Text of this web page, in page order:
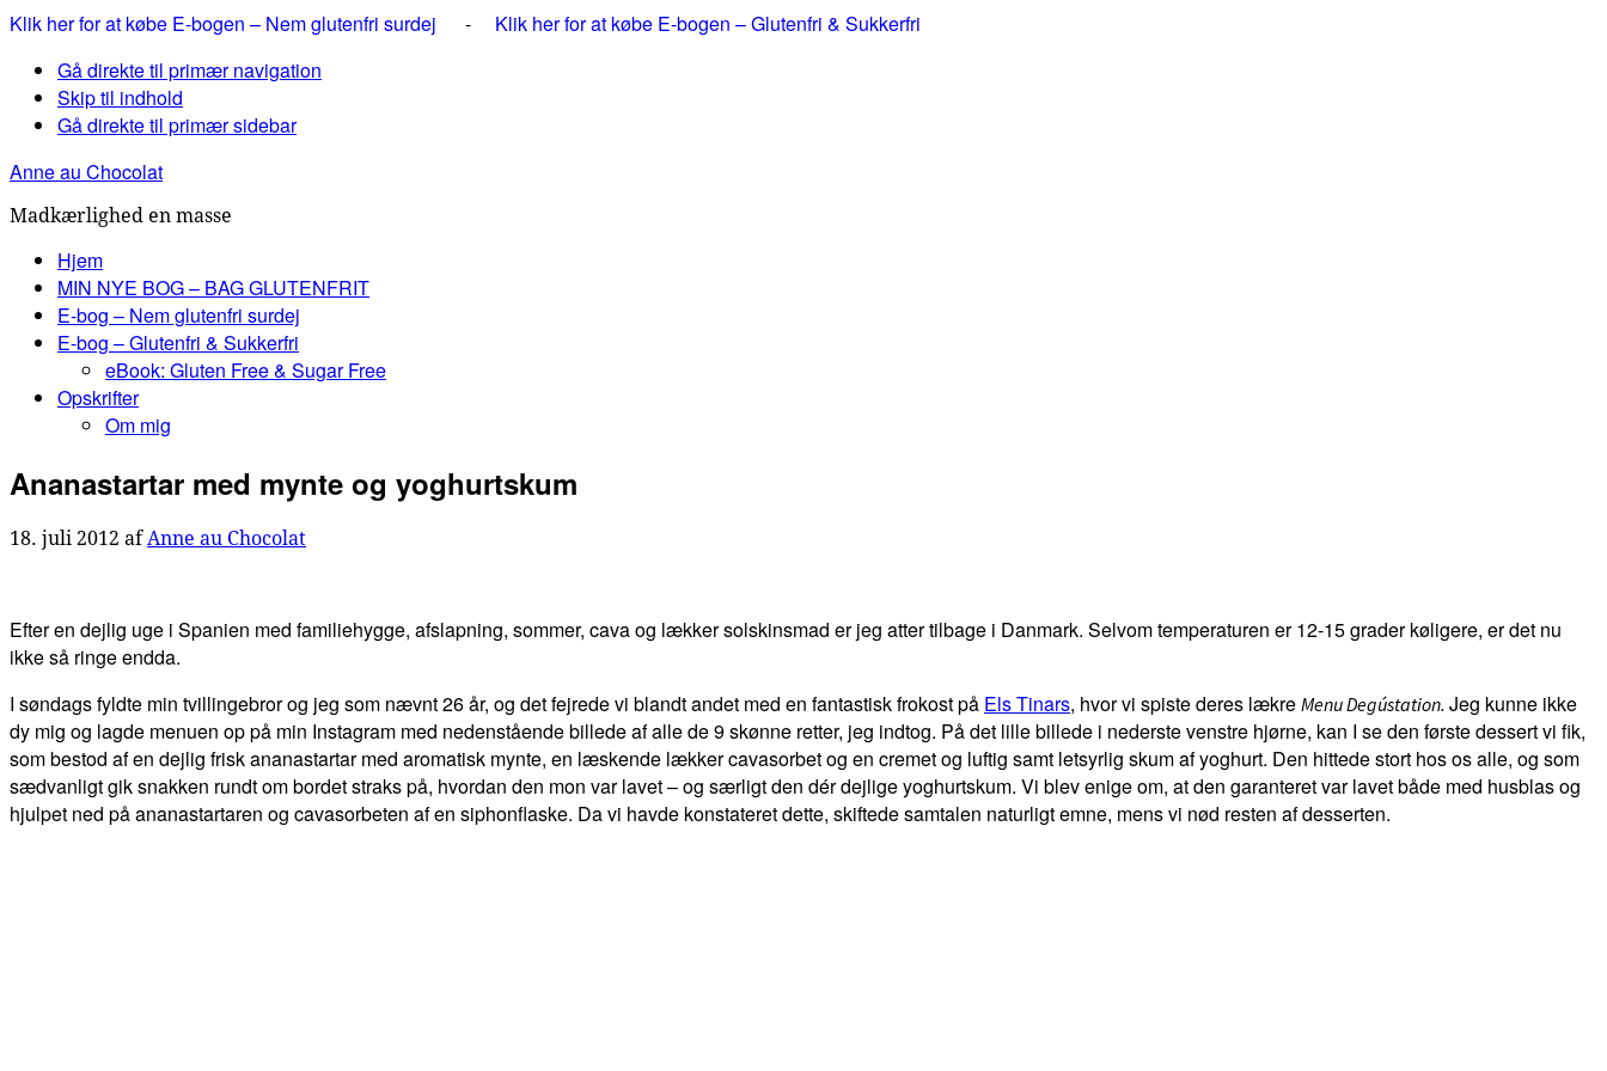
Klik her for at købe E-bogen – Nem glutenfri surdej - Klik her for at købe E-bogen – Glutenfri & Sukkerfri
Gå direkte til primær navigation
Skip til indhold
Gå direkte til primær sidebar
Anne au Chocolat
Madkærlighed en masse
Hjem
MIN NYE BOG – BAG GLUTENFRIT
E-bog – Nem glutenfri surdej
E-bog – Glutenfri & Sukkerfri
eBook: Gluten Free & Sugar Free
Opskrifter
Om mig
Ananastartar med mynte og yoghurtskum
18. juli 2012 afAnne au Chocolat
Efter en dejlig uge i Spanien med familiehygge, afslapning, sommer, cava og lækker solskinsmad er jeg atter tilbage i Danmark. Selvom temperaturen er 12-15 grader køligere, er det nu
ikke så ringe endda.
I søndags fyldte min tvillingebror og jeg som nævnt 26 år, og det fejrede vi blandt andet med en fantastisk frokost på Els Tinars, hvor vi spiste deres lækre Menu Degústation. Jeg kunne ikke
dy mig og lagde menuen op på min Instagram med nedenstående billede af alle de 9 skønne retter, jeg indtog. På det lille billede i nederste venstre hjørne, kan I se den første dessert vi fik,
som bestod af en dejlig frisk ananastartar med aromatisk mynte, en læskende lækker cavasorbet og en cremet og luftig samt letsyrlig skum af yoghurt. Den hittede stort hos os alle, og som
sædvanligt gik snakken rundt om bordet straks på, hvordan den mon var lavet – og særligt den dér dejlige yoghurtskum. Vi blev enige om, at den garanteret var lavet både med husblas og
hjulpet ned på ananastartaren og cavasorbeten af en siphonflaske. Da vi havde konstateret dette, skiftede samtalen naturligt emne, mens vi nød resten af desserten.